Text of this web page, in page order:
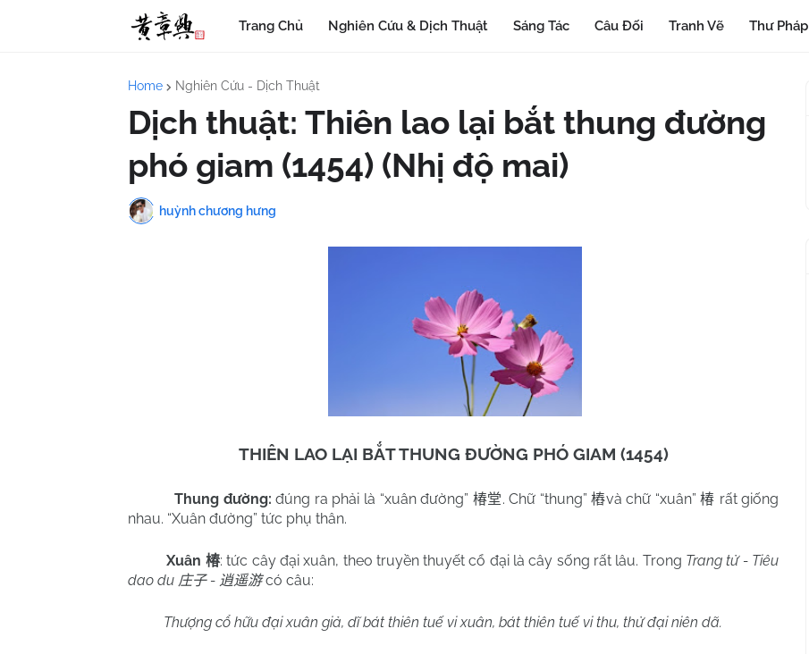
Trang Chủ Nghiên Cứu & Dịch Thuật Sáng Tác Câu Đối Tranh Vẽ Thư Pháp
Home Nghiên Cứu - Dịch Thuật
Dịch thuật: Thiên lao lại bắt thung đường
phó giam (1454) (Nhị độ mai)
huỳnh chương hưng
THIÊN LAO LẠI BẮT THUNG ĐƯỜNG PHÓ GIAM (1454)
Thung đường:đúng ra phải là “xuân đường” 椿堂. Chữ “thung”樁và chữ “xuân”椿 rất giống
nhau. “Xuân đường” tức phụ thân.
Xuân 椿: tức cây đại xuân, theo truyền thuyết cổ đại là cây sống rất lâu. Trong Trang tử - Tiêu
dao du 庄子 - 逍遥游 có câu:
Thượng cổ hữu đại xuân giả, dĩ bát thiên tuế vi xuân, bát thiên tuế vi thu, thử đại niên dã.